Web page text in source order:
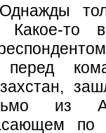
Какое-
перед
из